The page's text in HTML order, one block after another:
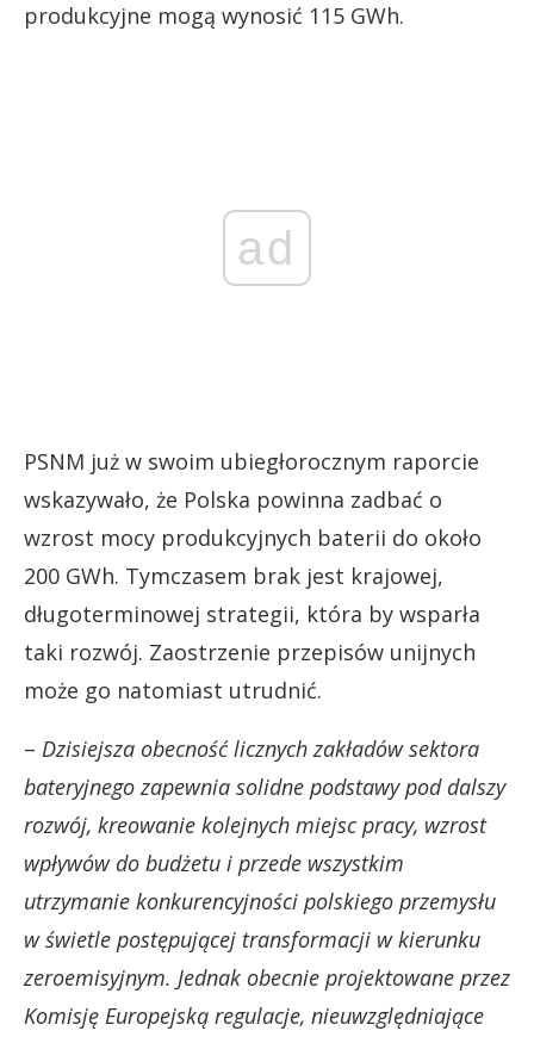
produkcyjne mogą wynosić 115 GWh.
ad
PSNM już w swoim ubiegłorocznym raporcie
wskazywało, że Polska powinna zadbać o
wzrost mocy produkcyjnych baterii do około
200 GWh. Tymczasem brak jest krajowej,
długoterminowej strategii, która by wsparła
taki rozwój. Zaostrzenie przepisów unijnych
może go natomiast utrudnić.
– Dzisiejsza obecność licznych zakładów sektora
bateryjnego zapewnia solidne podstawy pod dalszy
rozwój, kreowanie kolejnych miejsc pracy, wzrost
wpływów do budżetu i przede wszystkim
utrzymanie konkurencyjności polskiego przemysłu
w świetle postępującej transformacji w kierunku
zeroemisyjnym. Jednak obecnie projektowane przez
Komisję Europejską regulacje, nieuwzględniające